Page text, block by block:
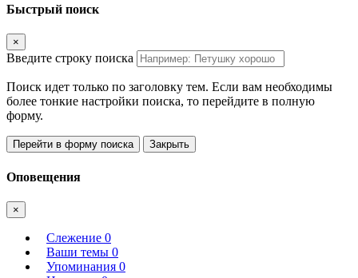
Быстрый поиск
×
Введите строку поиска
Поиск идет только по заголовку тем. Если вам необходимы
более тонкие настройки поиска, то перейдите в полную
форму.
Перейти в форму поиска Закрыть
Оповещения
×
Слежение 0
Ваши темы 0
Упоминания 0